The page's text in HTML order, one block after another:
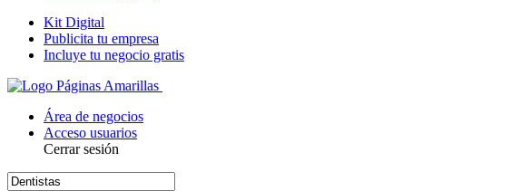
Kit Digital
Publicita tu empresa
Incluye tu negocio gratis
Área de negocios
Acceso usuarios
Cerrar sesión